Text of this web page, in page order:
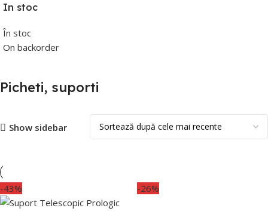
In stoc
În stoc
On backorder
Picheti, suporti
Show sidebar
-43% -26%